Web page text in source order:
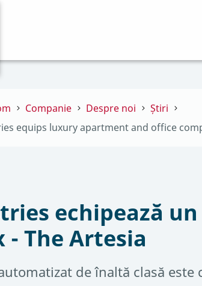
Companie Despre noi
Știri
equips luxury apartment and office
echipează
The Artesia
de înaltă clasă